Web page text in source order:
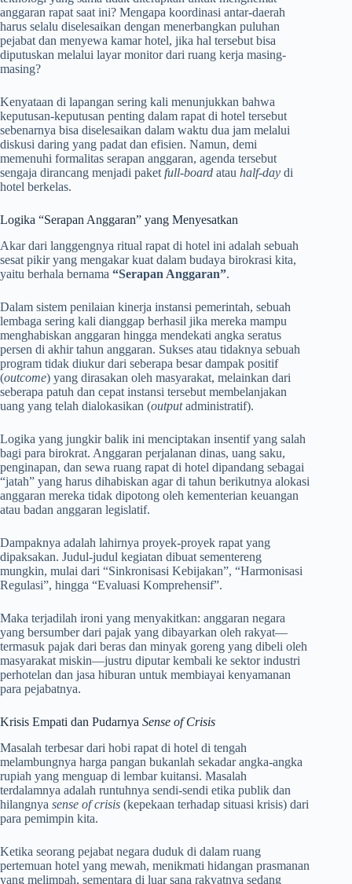
anggaran rapat saat ini? Mengapa koordinasi antar-daerah
harus selalu diselesaikan dengan menerbangkan puluhan
pejabat dan menyewa kamar hotel, jika hal tersebut bisa
diputuskan melalui layar monitor dari ruang kerja masing-
masing?
Kenyataan di lapangan sering kali menunjukkan bahwa
keputusan-keputusan penting dalam rapat di hotel tersebut
sebenarnya bisa diselesaikan dalam waktu dua jam melalui
diskusi daring yang padat dan efisien. Namun, demi
memenuhi formalitas serapan anggaran, agenda tersebut
sengaja dirancang menjadi paket full-board atau half-day di
hotel berkelas.
Logika “Serapan Anggaran” yang Menyesatkan
Akar dari langgengnya ritual rapat di hotel ini adalah sebuah
sesat pikir yang mengakar kuat dalam budaya birokrasi kita,
yaitu berhala bernama “Serapan Anggaran”.
Dalam sistem penilaian kinerja instansi pemerintah, sebuah
lembaga sering kali dianggap berhasil jika mereka mampu
menghabiskan anggaran hingga mendekati angka seratus
persen di akhir tahun anggaran. Sukses atau tidaknya sebuah
program tidak diukur dari seberapa besar dampak positif
(outcome) yang dirasakan oleh masyarakat, melainkan dari
seberapa patuh dan cepat instansi tersebut membelanjakan
uang yang telah dialokasikan (outputadministratif).
Logika yang jungkir balik ini menciptakan insentif yang salah
bagi para birokrat. Anggaran perjalanan dinas, uang saku,
penginapan, dan sewa ruang rapat di hotel dipandang sebagai
“jatah” yang harus dihabiskan agar di tahun berikutnya alokasi
anggaran mereka tidak dipotong oleh kementerian keuangan
atau badan anggaran legislatif.
Dampaknya adalah lahirnya proyek-proyek rapat yang
dipaksakan. Judul-judul kegiatan dibuat sementereng
mungkin, mulai dari “Sinkronisasi Kebijakan”, “Harmonisasi
Regulasi”, hingga “Evaluasi Komprehensif”.
Maka terjadilah ironi yang menyakitkan: anggaran negara
yang bersumber dari pajak yang dibayarkan oleh rakyat—
termasuk pajak dari beras dan minyak goreng yang dibeli oleh
masyarakat miskin—justru diputar kembali ke sektor industri
perhotelan dan jasa hiburan untuk membiayai kenyamanan
para pejabatnya.
Krisis Empati dan Pudarnya Sense of Crisis
Masalah terbesar dari hobi rapat di hotel di tengah
melambungnya harga pangan bukanlah sekadar angka-angka
rupiah yang menguap di lembar kuitansi. Masalah
terdalamnya adalah runtuhnya sendi-sendi etika publik dan
hilangnya sense of crisis (kepekaan terhadap situasi krisis) dari
para pemimpin kita.
Ketika seorang pejabat negara duduk di dalam ruang
pertemuan hotel yang mewah, menikmati hidangan prasmanan
yang melimpah, sementara di luar sana rakyatnya sedang